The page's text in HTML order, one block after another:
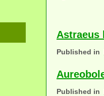
Astraeus
Published in
Published in